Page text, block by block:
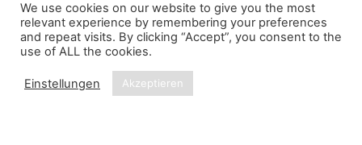
VORHERIGER BEITRAG
Late Bloomer
NÄCHSTER BEITRAG
I Can See Your House From Here
We use cookies on our website to give you the most
relevant experience by remembering your preferences
and repeat visits. By clicking “Accept”, you consent to the
use of ALL the cookies.
Einstellungen Akzeptieren